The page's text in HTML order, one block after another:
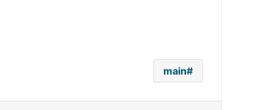
main